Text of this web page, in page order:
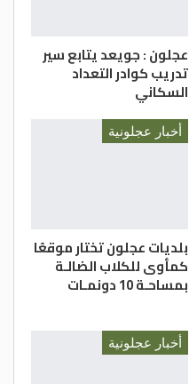
عجلون : جويعد يتابع سير
تدريب كوادر التعداد
السكاني
أخبار عجلونية
بلديات عجلون تختار موقعًا
كمأوى للكلاب الضالـة
بمساحـة 10 دونمـات
أخبار عجلونية